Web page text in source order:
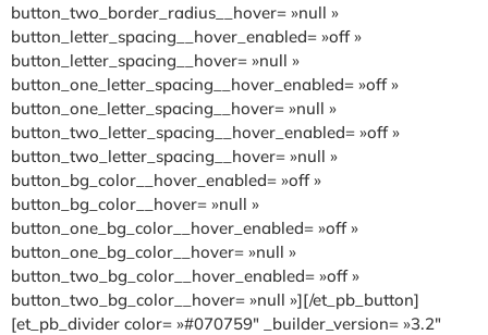
button_two_border_radius__hover= »null »
button_letter_spacing__hover_enabled= »off »
button_letter_spacing__hover= »null »
button_one_letter_spacing__hover_enabled= »off »
button_one_letter_spacing__hover= »null »
button_two_letter_spacing__hover_enabled= »off »
button_two_letter_spacing__hover= »null »
button_bg_color__hover_enabled= »off »
button_bg_color__hover= »null »
button_one_bg_color__hover_enabled= »off »
button_one_bg_color__hover= »null »
button_two_bg_color__hover_enabled= »off »
button_two_bg_color__hover= »null »][/et_pb_button]
[et_pb_divider color= »#070759″ _builder_version= »3.2″